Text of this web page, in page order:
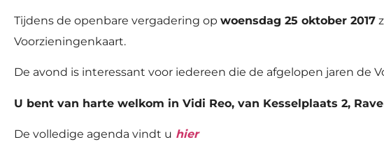
Tijdens de openbare vergadering op woensdag 25 oktober 2017
Voorzieningenkaart.
De avond is interessant voor iedereen die de afgelopen jaren de
U bent van harte welkom in Vidi Reo, van Kesselplaats 2,
De volledige agenda vindt u hier